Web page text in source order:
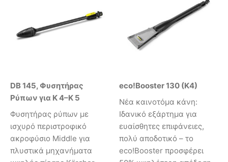
DB 145, Φυσητήρας
Ρύπων για K 4–K 5
Φυσητήρας ρύπων με
ισχυρό περιστροφικό
ακροφύσιο Middle για
πλυστικά μηχανήματα
eco!Booster 130 (K4)
Νέα καινοτόμα κάνη:
Ιδανικό εξάρτημα για
ευαίσθητες επιφάνειες,
πολύ αποδοτικό – το
eco!Booster προσφέρει